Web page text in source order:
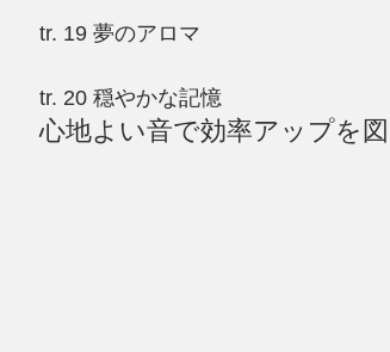
tr. 19 夢のアロマ
tr. 20 穏やかな記憶
心地よい音で効率アップを